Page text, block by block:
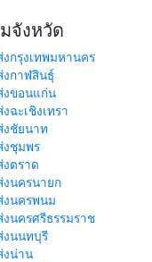
จังหวัด
กรุงเทพมหานคร
งกาฬสินธุ์
งขอนแก่น
ฉะเชิงเทรา
งชัยนาท
งชุมพร
ตราด
งนครนายก
งนครพนม
นครศรีธรรมราช
งนนทบุรี
งน่าน